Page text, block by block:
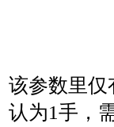
该参数里仅
认为1手，